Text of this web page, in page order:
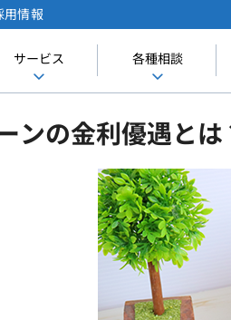
サービス 各種相談
用情報
ンの金利優遇と